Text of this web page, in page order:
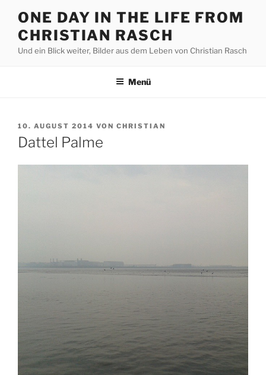
Inhalt
springen
ONE DAY IN THE LIFE FROM
CHRISTIAN RASCH
Und ein Blick weiter, Bilder aus dem Leben von Christian Rasch
Menü
VERÖFFENTLICHT
AM
10. AUGUST 2014 VON CHRISTIAN
Dattel Palme